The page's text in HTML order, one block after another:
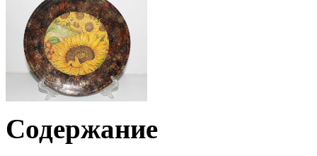
Содержание